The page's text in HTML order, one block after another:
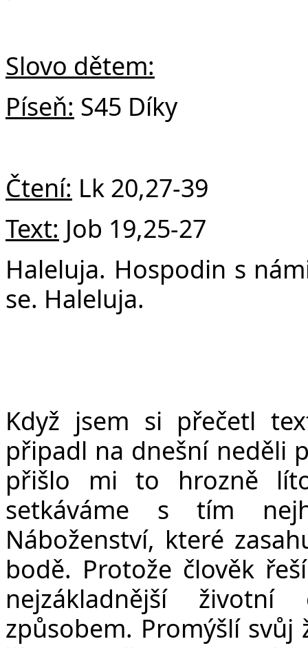
Slovo dětem:
Píseň: S45 Díky
Čtení: Lk 20,27-39
Text: Job 19,25-27
Haleluja. Hospodin s
se. Haleluja.
Když jsem si přečetl
připadl na dnešní neděli
přišlo mi to hrozně
setkáváme s tím
Náboženství, které
bodě. Protože člověk
nejzákladnější životní
způsobem. Promýšlí